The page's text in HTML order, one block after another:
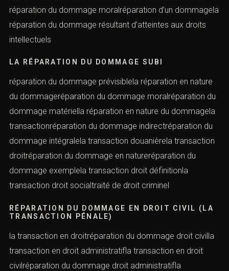
réparation du dommage moralréparation d’un dommagela
réparation du dommage résultant d’atteintes aux droits
intellectuels
LA RÉPARATION DU DOMMAGE SUBI
réparation du dommage prévisiblela réparation en nature
du dommageréparation du dommage moralréparation du
dommage matériella réparation en nature du dommagela
transactionréparation du dommage indirectréparation du
dommage intégralela transaction douanièrela transaction
droitréparation du dommage en natureréparation du
dommage exemplela transaction droit définitionla
transaction droit socialtraité de droit criminel
RÉPARATION DU DOMMAGE EN DROIT CIVIL (LA
TRANSACTION PÉNALE)
la transaction en droitréparation du dommage droit civilla
transaction en droit administratifla transaction en droit
civilréparation du dommage droit administratifla